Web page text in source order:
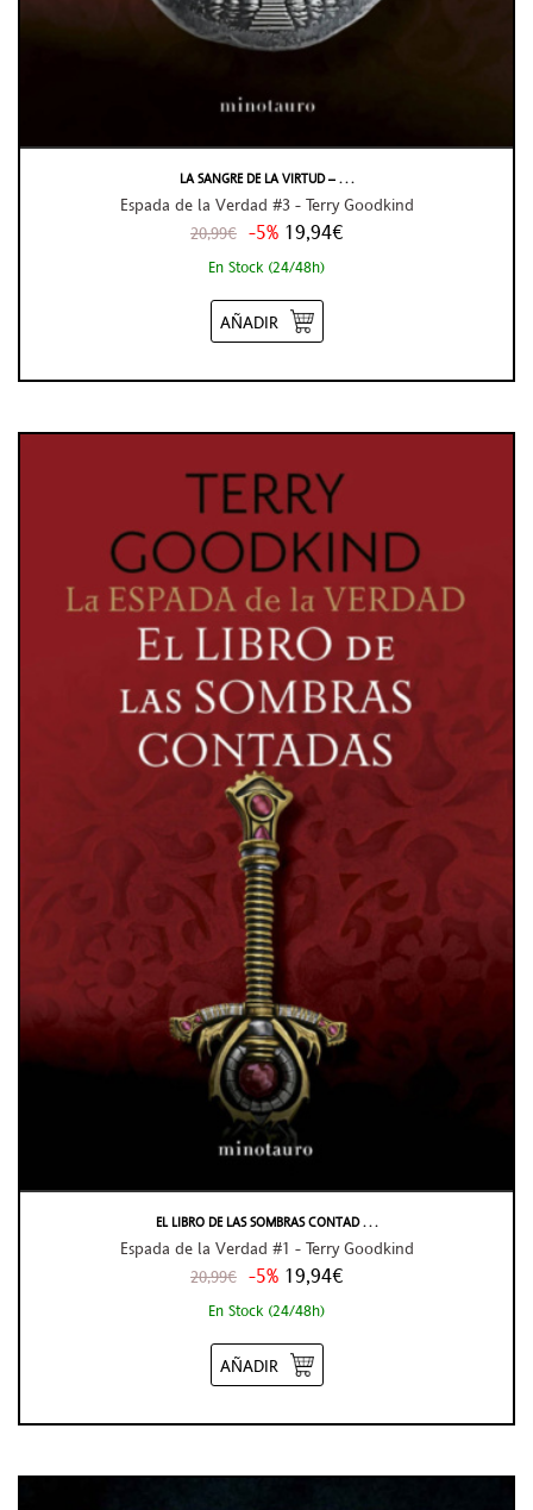
LA SANGRE DE LA VIRTUD – . . .
Espada de la Verdad #3 - Terry Goodkind
20,99€ -5% 19,94€
En Stock (24/48h)
AÑADIR
EL LIBRO DE LAS SOMBRAS CONTAD . . .
Espada de la Verdad #1 - Terry Goodkind
20,99€ -5% 19,94€
En Stock (24/48h)
AÑADIR